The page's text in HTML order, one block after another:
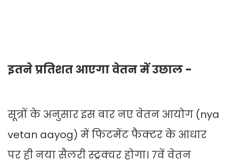
इतने प्रतिशत आएगा वेतन में उछाल -
सूत्रों के अनुसार इस बार नए वेतन आयोग (nya
vetan aayog) में फिटमेंट फैक्टर के आधार
पर ही नया सैलरी स्ट्रक्चर होगा। 7वें वेतन